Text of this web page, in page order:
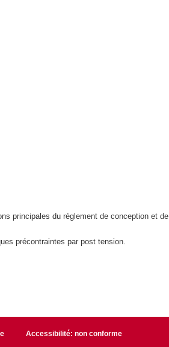
principales du règlement de conception et de
précontraintes par post tension.
Accessibilité: non conforme